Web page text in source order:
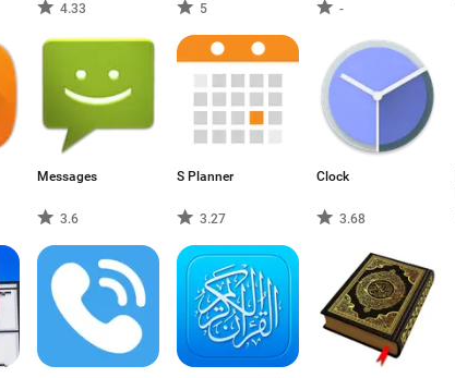
4.33
5
-
Messages
3.6
S Planner
3.27
Clock
3.68